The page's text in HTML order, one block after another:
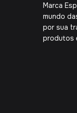
Marca
mundo
por sua
produtos